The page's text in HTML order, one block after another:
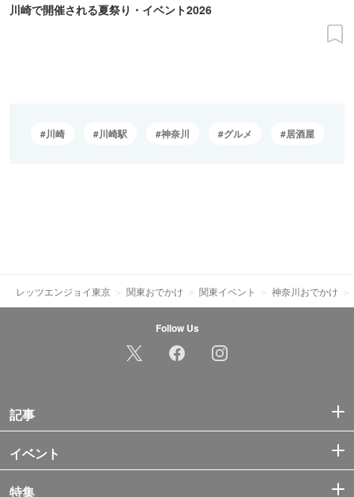
川崎で開催される夏祭り・イベント2026
川崎 川崎駅 神奈川 グルメ 居酒屋
レッツエンジョイ東京 関東おでかけ 関東イベント 神奈川おでかけ
Follow Us
記事
イベント
特集